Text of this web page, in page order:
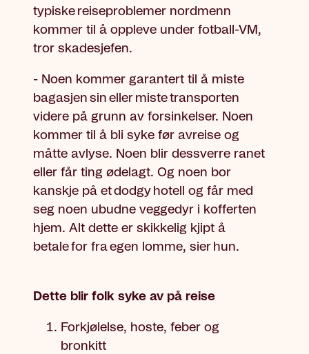
typiske reiseproblemer nordmenn
kommer til å oppleve under fotball-VM,
tror skadesjefen.
- Noen kommer garantert til å miste
bagasjen sin eller miste transporten
videre på grunn av forsinkelser. Noen
kommer til å bli syke før avreise og
måtte avlyse. Noen blir dessverre ranet
eller får ting ødelagt. Og noen bor
kanskje på et dodgy hotell og får med
seg noen ubudne veggedyr i kofferten
hjem. Alt dette er skikkelig kjipt å
betale for fra egen lomme, sier hun.
Dette blir folk syke av på reise
Forkjølelse, hoste, feber og
bronkitt